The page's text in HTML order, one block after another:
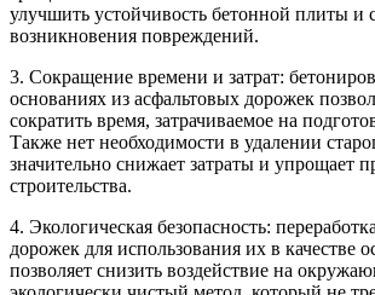
улучшить устойчивость бетонной плиты и
возникновения повреждений.
3. Сокращение времени и затрат:
основаниях из асфальтовых дорожек
сократить время, затрачиваемое на
Также нет необходимости в удалении
значительно снижает затраты и упрощает
строительства.
4. Экологическая безопасность:
дорожек для использования их в качестве
позволяет снизить воздействие на